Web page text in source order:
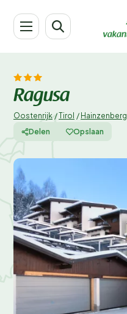
Ragusa
Oostenrijk /Tirol / Hainzenberg
Delen Opslaan